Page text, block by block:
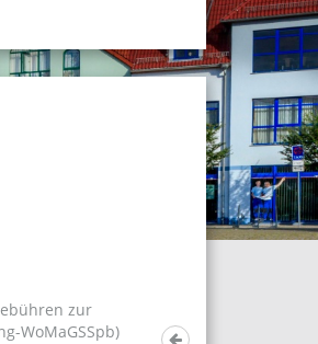
zur
WoMaGSSpb)